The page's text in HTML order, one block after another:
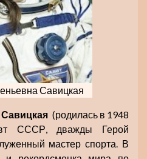
Савицкая
Савицкая (родилась в 1948
СССР, дважды Герой
мастер спорта. В